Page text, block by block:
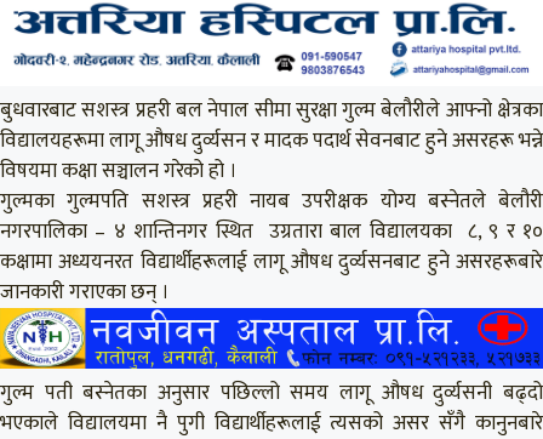
बुधवारबाट सशस्त्र प्रहरी बल नेपाल सीमा सुरक्षा गुल्म बेलौरीले आफ्नो क्षेत्रका
विद्यालयहरूमा लागू औषध दुर्व्यसन र मादक पदार्थ सेवनबाट हुने असरहरू भन्ने
विषयमा कक्षा सञ्चालन गरेको हो ।
गुल्मका गुल्मपति सशस्त्र प्रहरी नायब उपरीक्षक योग्य बस्नेतले बेलौरी
नगरपालिका – ४ शान्तिनगर स्थित उग्रतारा बाल विद्यालयका ८, ९ र १०
कक्षामा अध्ययनरत विद्यार्थीहरूलाई लागू औषध दुर्व्यसनबाट हुने असरहरूबारे
जानकारी गराएका छन् ।
गुल्म पती बस्नेतका अनुसार पछिल्लो समय लागू औषध दुर्व्यसनी बढ्दो
भएकाले विद्यालयमा नै पुगी विद्यार्थीहरूलाई त्यसको असर सँगै कानुनबारे